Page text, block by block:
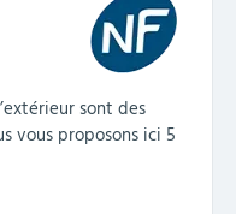
sont des
vous proposons ici 5